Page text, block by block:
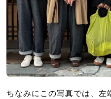
ちなみにこの写真では、左